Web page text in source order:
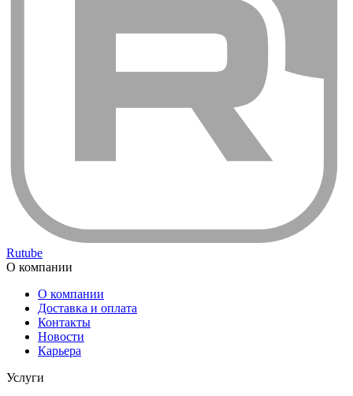
Rutube
О компании
О компании
Доставка и оплата
Контакты
Новости
Карьера
Услуги